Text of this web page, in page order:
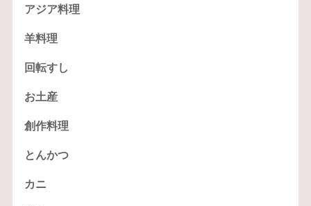
アジア料理
羊料理
回転すし
お土産
創作料理
とんかつ
カニ